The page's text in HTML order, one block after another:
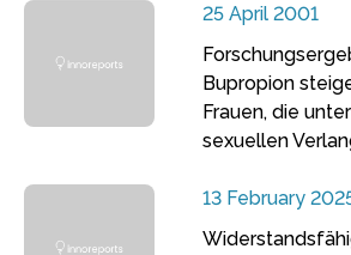
25 April 2001
Bupropion
Frauen, die
sexuellen
13 February